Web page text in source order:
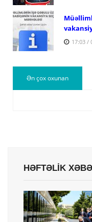
17:03 /
Ən çox oxunan
HƏFTƏLİK